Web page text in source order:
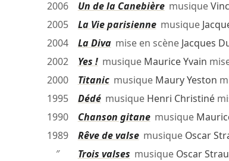
2006
Un de la Canebièremusique
2005
La Vie parisiennemusique
2004
La Divamise en scène Jacques
2002
Yes !musique Maurice Yvain
2000
Titanicmusique Maury Yeston
1995
Dédémusique Henri Christiné
1990
Chanson gitanemusique
1989
Rêve de valsemusique Oscar
″
Trois valses musique Oscar